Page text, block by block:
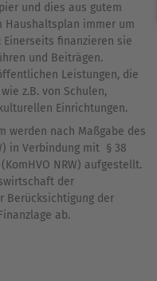
und dies aus gutem
Haushaltsplan immer um
Einerseits finanzieren sie
und Beiträgen.
Leistungen, die
z.B. von Schulen,
Einrichtungen.
werden nach Maßgabe des
in Verbindung mit § 38
NRW) aufgestellt.
der
Berücksichtigung der
ab.